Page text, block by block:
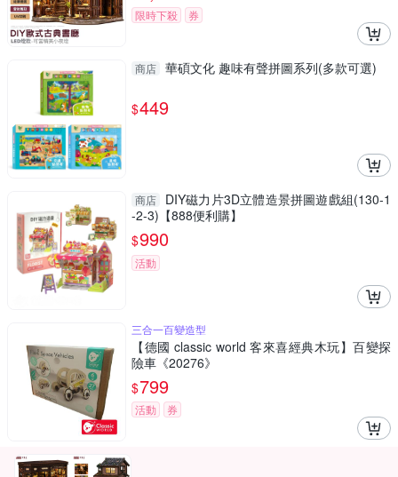
限時下殺
券
商店 華碩文化 趣味有聲拼圖系列(多款可選)
$449
商店
DIY磁力片3D立體造景拼圖遊戲組(130-1
-2-3)【888便利購】
$990
活動
三合一百變造型
【德國 classic world 客來喜經典木玩】百變探
險車《20276》
$799
活動 券